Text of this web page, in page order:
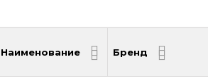
Наименование Бренд
Наименование